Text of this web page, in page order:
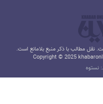
نقل مطالب با ذکر منبع بلامانع است.
Copyright © 2025
نستوه